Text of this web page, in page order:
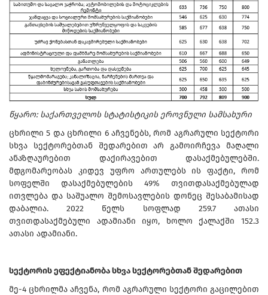
წყარო: საქართველოს სტატისტიკის ეროვნული სამსახური
ცხრილი 5 და ცხრილი 6 აჩვენებს, რომ აგრარული სექტორი
სხვა სექტორებთან შედარებით არ გამოირჩევა მაღალი
ანაზღაურებით დაქირავებით დასაქმებულებში.
მდგომარეობას კიდევ უფრო ართულებს ის ფაქტი, რომ
სოფელში დასაქმებულების 49% თვითდასაქმებულად
ითვლება და საშუალო შემოსავლების დონეც შესაბამისად
დაბალია. 2022 წელს სოფლად 259.7 ათასი
თვითდასაქმებული ადამიანი იყო, ხოლო ქალაქში 152.3
ათასი ადამიანი.
სექტორის ეფექტიანობა სხვა სექტორებთან შედარებით
მე-4 ცხრილმა აჩვენა, რომ აგრარული სექტორი გაცილებით